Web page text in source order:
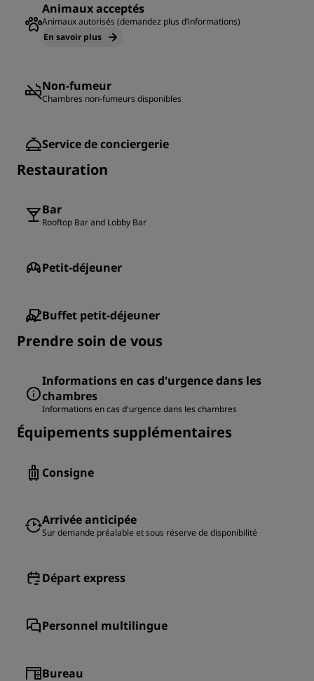
Animaux acceptés
Animaux autorisés (demandez plus d’informations)
En savoir plus
Non-fumeur
Chambres non-fumeurs disponibles
Service de conciergerie
Restauration
Bar
Rooftop Bar and Lobby Bar
Petit-déjeuner
Buffet petit-déjeuner
Prendre soin de vous
Informations en cas d'urgence dans les
chambres
Informations en cas d'urgence dans les chambres
Équipements supplémentaires
Consigne
Arrivée anticipée
Sur demande préalable et sous réserve de disponibilité
Départ express
Personnel multilingue
Bureau